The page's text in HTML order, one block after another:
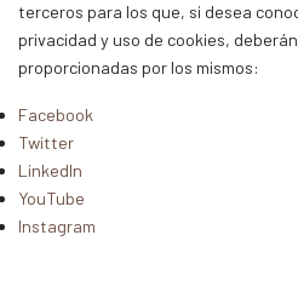
terceros para los que, si desea
privacidad y uso de cookies,
proporcionadas por los mismos:
Facebook
Twitter
LinkedIn
YouTube
Instagram